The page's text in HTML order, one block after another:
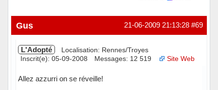
#69
21-06-2009 21:13:28
Gus
L'Adopté
Localisation: Rennes/Troyes
Inscrit(e): 05-09-2008
Messages: 12 519 Site Web
Allez azzurri on se réveille!